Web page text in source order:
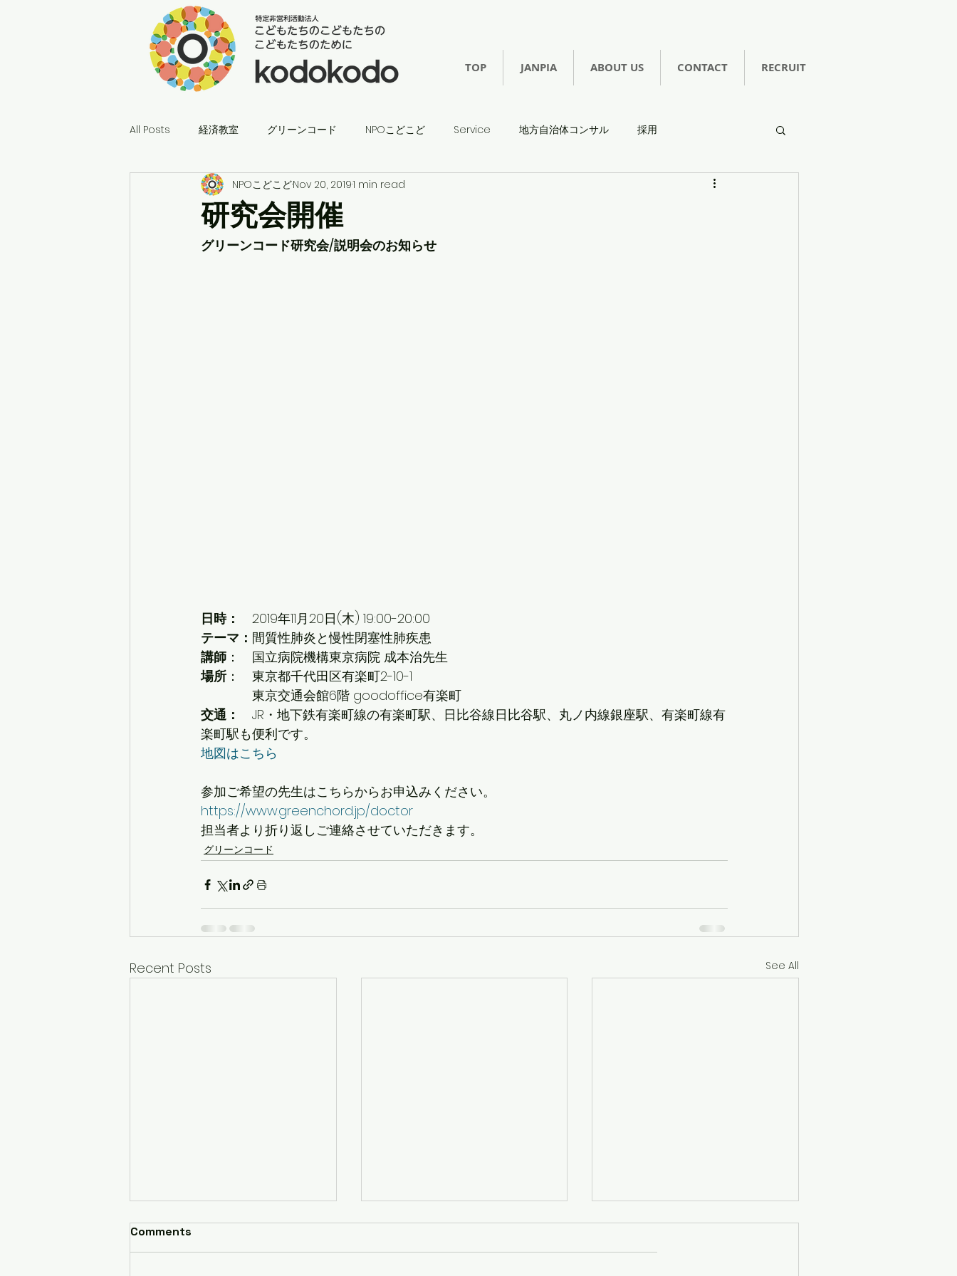
TOP JANPIA ABOUT US CONTACT RECRUIT
All Posts 経済教室 グリーンコード NPOこどこど Service 地方自治体コンサル 採用
研究会開催
NPOこどこどNov 20, 20191 min read
グリーンコード研究会/説明会のお知らせ
日時：
2019年11月20日(木) 19:00-20:00
テーマ： 間質性肺炎と慢性閉塞性肺疾患
講師 ：　国立病院機構東京病院 成本治先生
場所 ：　東京都千代田区有楽町2-10-1
東京交通会館6階 goodoffice有楽町
交通： JR・地下鉄有楽町線の有楽町駅、日比谷線日比谷駅、丸ノ内線銀座駅、有楽町線有
楽町駅も便利です。
地図はこちら
参加ご希望の先生はこちらからお申込みください。
https://www.greenchord.jp/doctor
担当者より折り返しご連絡させていただきます。
グリーンコード
Recent Posts See All
Comments